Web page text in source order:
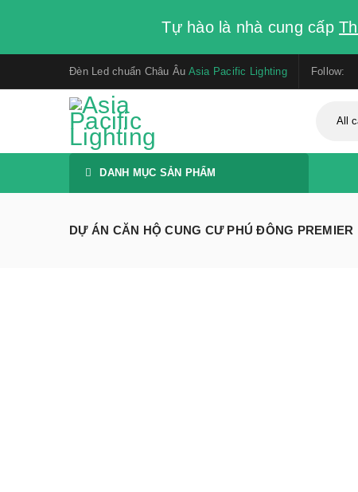
Tự hào là nhà cung cấp
Đèn Led chuẩn Châu Âu Asia Pacific Lighting Follow:
DANH MỤC SẢN PHẨM
DỰ ÁN CĂN HỘ CUNG CƯ PHÚ ĐÔNG PREMIER